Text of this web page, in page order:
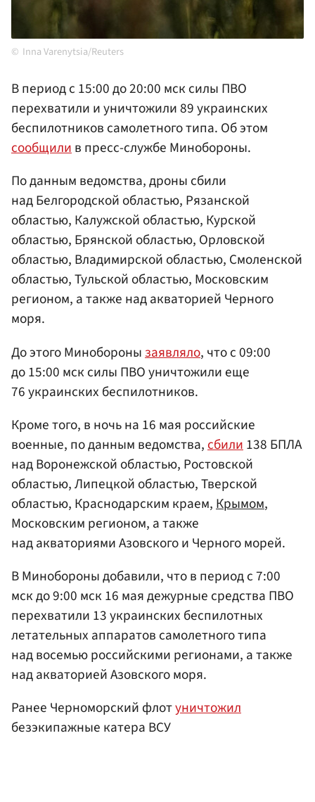
Inna Varenytsia/Reuters
В период с 15:00 до 20:00 мск силы ПВО
перехватили и уничтожили 89 украинских
беспилотников самолетного типа. Об этом
сообщилив пресс-службе Минобороны.
По данным ведомства, дроны сбили
над Белгородской областью, Рязанской
областью, Калужской областью, Курской
областью, Брянской областью, Орловской
областью, Владимирской областью, Смоленской
областью, Тульской областью, Московским
регионом, а также над акваторией Черного
моря.
До этого Минобороны заявляло, что с 09:00
до 15:00 мск силы ПВО уничтожили еще
76 украинских беспилотников.
Кроме того, в ночь на 16 мая российские
военные, по данным ведомства,сбили138 БПЛА
над Воронежской областью, Ростовской
областью, Липецкой областью, Тверской
областью, Краснодарским краем,Крымом,
Московским регионом, а также
над акваториями Азовского и Черного морей.
В Минобороны добавили, что в период с 7:00
мск до 9:00 мск 16 мая дежурные средства ПВО
перехватили 13 украинских беспилотных
летательных аппаратов самолетного типа
над восемью российскими регионами, а также
над акваторией Азовского моря.
Ранее Черноморский флотуничтожил
безэкипажные катера ВСУ